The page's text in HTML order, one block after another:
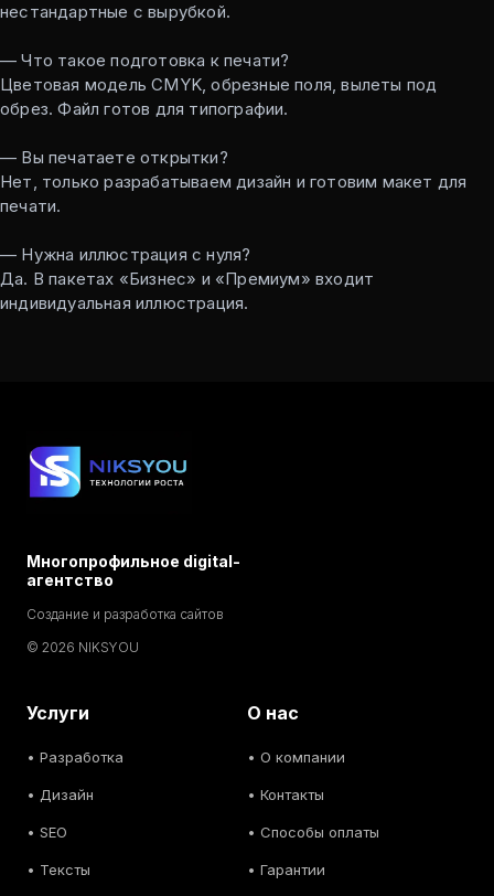
нестандартные с вырубкой.
— Что такое подготовка к печати?
Цветовая модель CMYK, обрезные поля, вылеты под
обрез. Файл готов для типографии.
— Вы печатаете открытки?
Нет, только разрабатываем дизайн и готовим макет для
печати.
— Нужна иллюстрация с нуля?
Да. В пакетах «Бизнес» и «Премиум» входит
индивидуальная иллюстрация.
Многопрофильное digital-
агентство
Создание и разработка сайтов
© 2026 NIKSYOU
Услуги
• Разработка
• Дизайн
• SEO
• Тексты
О нас
• О компании
• Контакты
• Способы оплаты
• Гарантии